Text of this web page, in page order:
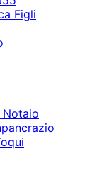
Figli
Notaio